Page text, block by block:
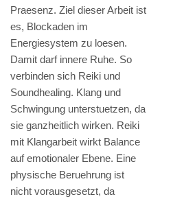
Praesenz. Ziel dieser Arbeit ist
es, Blockaden im
Energiesystem zu loesen.
Damit darf innere Ruhe. So
verbinden sich Reiki und
Soundhealing. Klang und
Schwingung unterstuetzen, da
sie ganzheitlich wirken. Reiki
mit Klangarbeit wirkt Balance
auf emotionaler Ebene. Eine
physische Beruehrung ist
nicht vorausgesetzt, da